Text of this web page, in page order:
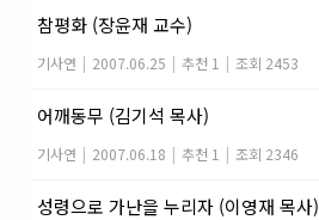
참평화 (장윤재 교수)
기사연 | 2007.06.25 | 추천 1 | 조회 2453
어깨동무 (김기석 목사)
기사연 | 2007.06.18 | 추천 1 | 조회 2346
성령으로 가난을 누리자 (이영재 목사)